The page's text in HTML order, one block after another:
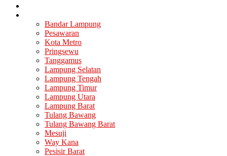
Bandar Lampung
Pesawaran
Kota Metro
Pringsewu
Tanggamus
Lampung Selatan
Lampung Tengah
Lampung Timur
Lampung Utara
Lampung Barat
Tulang Bawang
Tulang Bawang Barat
Mesuji
Way Kana
Pesisir Barat